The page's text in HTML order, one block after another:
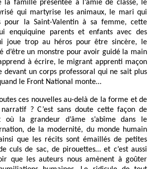
la famille présentée à l’amie de classe, le
qui martyrise les animaux, le mari qui
pour la Saint-Valentin à sa femme, cette
enquiquine parents et enfants avec des
joue trop au héros pour être sincère, le
d’être un monstre pour avoir guidé la main
à écrire, le migrant apprenti maçon
devant un corps professoral qui ne sait plus
le Front National monte…
ces nouvelles au-delà de la forme et de
? C’est sans doute cette façon de
la grandeur d’âme s’abîme dans le
de la modernité, du monde humain
que les récits sont émaillés de petites
culs de sac, de pirouettes… et c’est aussi
que les auteurs nous amènent à goûter